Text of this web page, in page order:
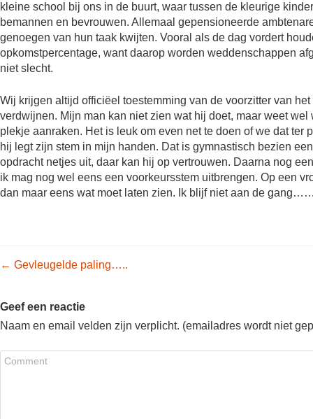
kleine school bij ons in de buurt, waar tussen de kleurige
bemannen en bevrouwen. Allemaal gepensioneerde
genoegen van hun taak kwijten. Vooral als de dag vordert
opkomstpercentage, want daarop worden weddenschappen
niet slecht.
Wij krijgen altijd officiëel toestemming van de voorzitter van
verdwijnen. Mijn man kan niet zien wat hij doet, maar weet
plekje aanraken. Het is leuk om even net te doen of we dat
hij legt zijn stem in mijn handen. Dat is gymnastisch bezien
opdracht netjes uit, daar kan hij op vertrouwen. Daarna nog
ik mag nog wel eens een voorkeursstem uitbrengen. Op een
dan maar eens wat moet laten zien. Ik blijf niet aan de
Post navigation
← Gevleugelde paling…..
Geef een reactie
Naam en email velden zijn verplicht. (emailadres wordt niet